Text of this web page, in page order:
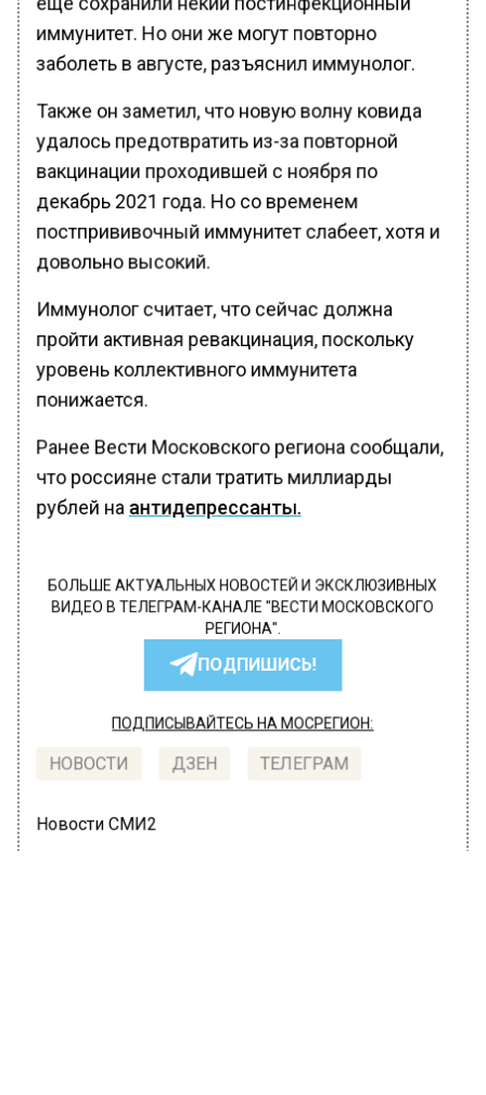
иммунитет. Но они же могут повторно
заболеть в августе, разъяснил иммунолог.
Также он заметил, что новую волну ковида
удалось предотвратить из-за повторной
вакцинации проходившей с ноября по
декабрь 2021 года. Но со временем
постпрививочный иммунитет слабеет, хотя и
довольно высокий.
Иммунолог считает, что сейчас должна
пройти активная ревакцинация, поскольку
уровень коллективного иммунитета
понижается.
Ранее Вести Московского региона сообщали,
что россияне стали тратить миллиарды
рублей наантидепрессанты.
БОЛЬШЕ АКТУАЛЬНЫХ НОВОСТЕЙ И ЭКСКЛЮЗИВНЫХ
ВИДЕО В ТЕЛЕГРАМ-КАНАЛЕ "ВЕСТИ МОСКОВСКОГО
РЕГИОНА".
ПОДПИШИСЬ!
ПОДПИСЫВАЙТЕСЬ НА МОСРЕГИОН:
НОВОСТИ ДЗЕН ТЕЛЕГРАМ
Новости СМИ2